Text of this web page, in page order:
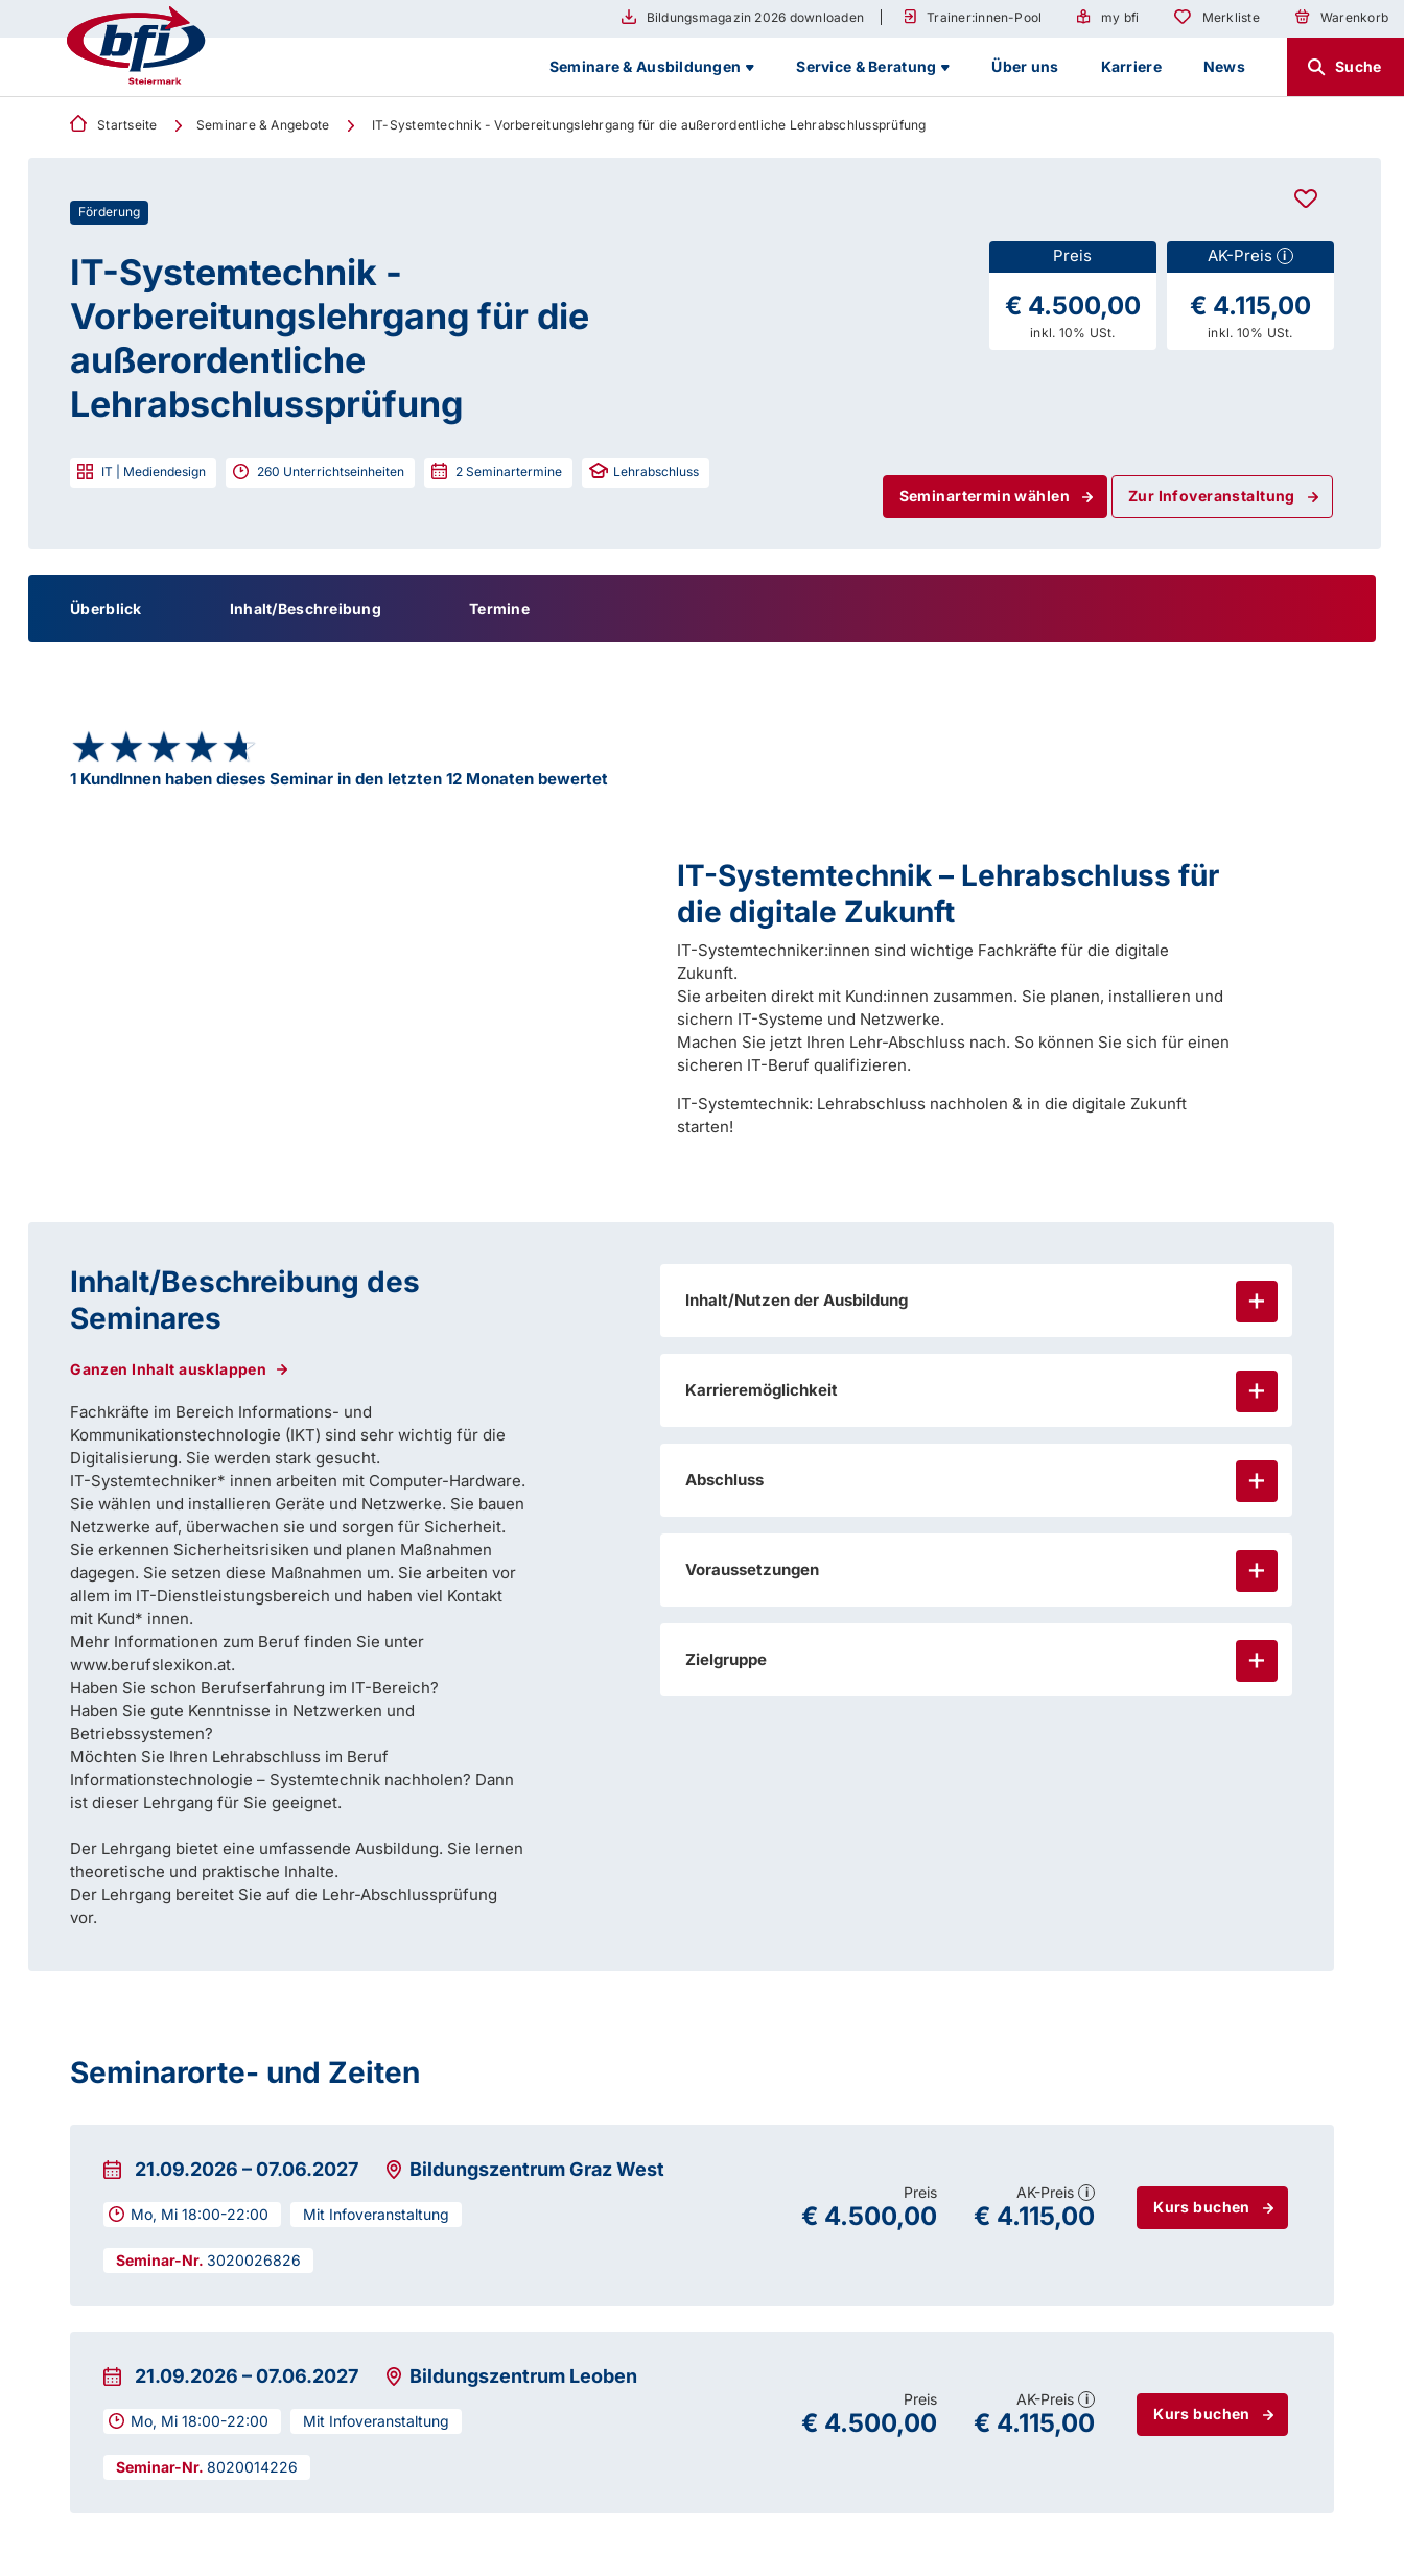
Bildungsmagazin 2026 downloaden Trainer:innen-Pool my bfi Merkliste Warenkorb
Seminare & Ausbildungen Service & Beratung Über uns Karriere News Suche
Startseite Seminare & Angebote IT-Systemtechnik - Vorbereitungslehrgang für die außerordentliche Lehrabschlussprüfung
Förderung
IT-Systemtechnik -
Vorbereitungslehrgang für die
außerordentliche
Lehrabschlussprüfung
IT | Mediendesign 260 Unterrichtseinheiten 2 Seminartermine Lehrabschluss
AK-Preis i
€ 4.115,00
inkl. 10% USt.
Preis
€ 4.500,00
inkl. 10% USt.
Seminartermin wählen Zur Infoveranstaltung
Überblick Inhalt/Beschreibung Termine
★★★★★
★★★★★
1 KundInnen haben dieses Seminar in den letzten 12 Monaten bewertet
IT-Systemtechnik – Lehrabschluss für
die digitale Zukunft
IT-Systemtechniker:innen sind wichtige Fachkräfte für die digitale
Zukunft.
Sie arbeiten direkt mit Kund:innen zusammen. Sie planen, installieren und
sichern IT-Systeme und Netzwerke.
Machen Sie jetzt Ihren Lehr-Abschluss nach. So können Sie sich für einen
sicheren IT-Beruf qualifizieren.
IT-Systemtechnik: Lehrabschluss nachholen & in die digitale Zukunft
starten!
Inhalt/Beschreibung des
Seminares
Ganzen Inhalt ausklappen
Fachkräfte im Bereich Informations- und
Kommunikationstechnologie (IKT) sind sehr wichtig für die
Digitalisierung. Sie werden stark gesucht.
IT-Systemtechniker* innen arbeiten mit Computer-Hardware.
Sie wählen und installieren Geräte und Netzwerke. Sie bauen
Netzwerke auf, überwachen sie und sorgen für Sicherheit.
Sie erkennen Sicherheitsrisiken und planen Maßnahmen
dagegen. Sie setzen diese Maßnahmen um. Sie arbeiten vor
allem im IT-Dienstleistungsbereich und haben viel Kontakt
mit Kund* innen.
Mehr Informationen zum Beruf finden Sie unter
www.berufslexikon.at.
Haben Sie schon Berufserfahrung im IT-Bereich?
Haben Sie gute Kenntnisse in Netzwerken und
Betriebssystemen?
Möchten Sie Ihren Lehrabschluss im Beruf
Informationstechnologie – Systemtechnik nachholen? Dann
ist dieser Lehrgang für Sie geeignet.
Der Lehrgang bietet eine umfassende Ausbildung. Sie lernen
theoretische und praktische Inhalte.
Der Lehrgang bereitet Sie auf die Lehr-Abschlussprüfung
vor.
Inhalt/Nutzen der Ausbildung
Karrieremöglichkeit
Abschluss
Voraussetzungen
Zielgruppe
Seminarorte- und Zeiten
21.09.2026 –07.06.2027 Bildungszentrum Graz West
Mo, Mi 18:00-22:00 Mit Infoveranstaltung
3020026826
Kurs buchen
AK-Preis i
€ 4.115,00
Preis
€ 4.500,00
21.09.2026 –07.06.2027 Bildungszentrum Leoben
Mo, Mi 18:00-22:00 Mit Infoveranstaltung
8020014226
Kurs buchen
AK-Preis i
€ 4.115,00
Preis
€ 4.500,00